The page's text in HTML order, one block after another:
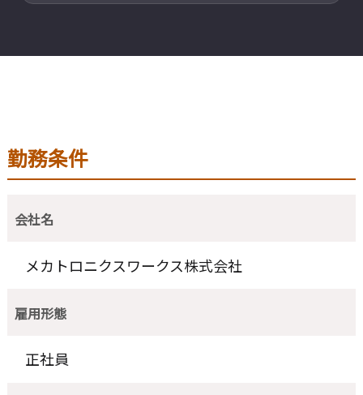
勤務条件
会社名
メカトロニクスワークス株式会社
雇用形態
正社員